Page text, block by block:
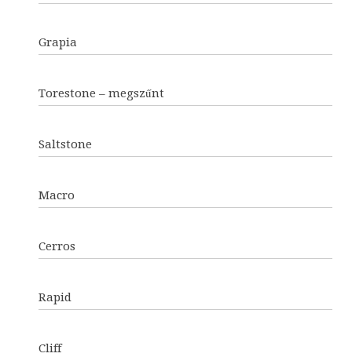
Grapia
Torestone – megszűnt
Saltstone
Macro
Cerros
Rapid
Cliff